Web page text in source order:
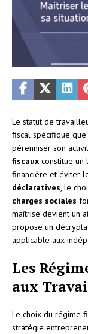
Le statut de
fiscal spécifique
pérenniser son
fiscaux constitue un
financière et éviter
déclaratives, le
charges sociales
maîtrise devient un
propose un
applicable aux
Les
aux
Le choix du régime
stratégie